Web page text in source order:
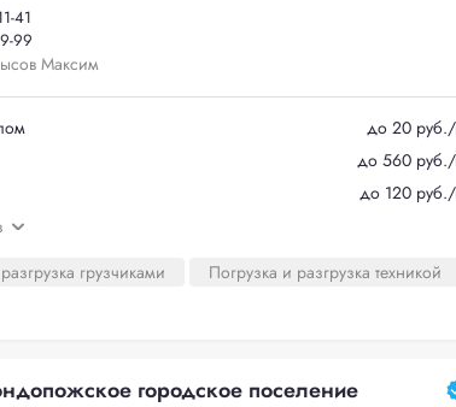
41
99
Максим
до 20 руб./
до 560 руб./
до 120 руб./
грузчиками
Погрузка и разгрузка техникой
городское поселение